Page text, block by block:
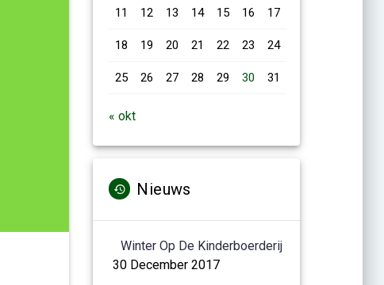
11 12 13 14 15 16 17
18 19 20 21 22 23 24
25 26 27 28 29 30 31
« okt
Nieuws
Winter Op De Kinderboerderij
30 December 2017